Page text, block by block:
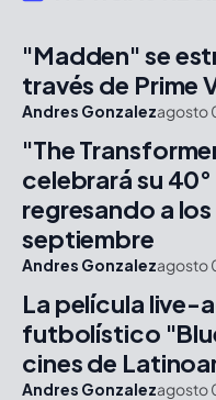
"Madden" se
través de Prime
Andres Gonzalezagosto
"The
celebrará su
regresando a
septiembre
Andres Gonzalezagosto
La película live-
futbolístico
cines de
Andres Gonzalezagosto